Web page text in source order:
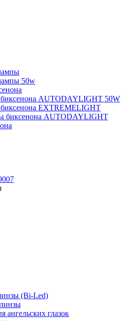
50w
AUTODAYLIGHT 50W
EXTREMELIGHT
биксенона AUTODAYLIGHT
(Bi-Led)
ангельских глазок